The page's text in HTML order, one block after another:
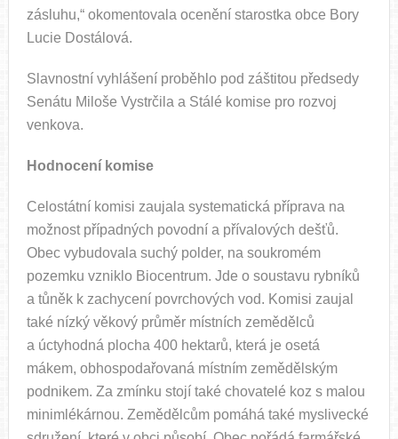
zásluhu,“ okomentovala ocenění starostka obce Bory
Lucie Dostálová.
Slavnostní vyhlášení proběhlo pod záštitou předsedy
Senátu Miloše Vystrčila a Stálé komise pro rozvoj
venkova.
Hodnocení komise
Celostátní komisi zaujala systematická příprava na
možnost případných povodní a přívalových dešťů.
Obec vybudovala suchý polder, na soukromém
pozemku vzniklo Biocentrum. Jde o soustavu rybníků
a tůněk k zachycení povrchových vod. Komisi zaujal
také nízký věkový průměr místních zemědělců
a úctyhodná plocha 400 hektarů, která je osetá
mákem, obhospodařovaná místním zemědělským
podnikem. Za zmínku stojí také chovatelé koz s malou
minimlékárnou. Zemědělcům pomáhá také myslivecké